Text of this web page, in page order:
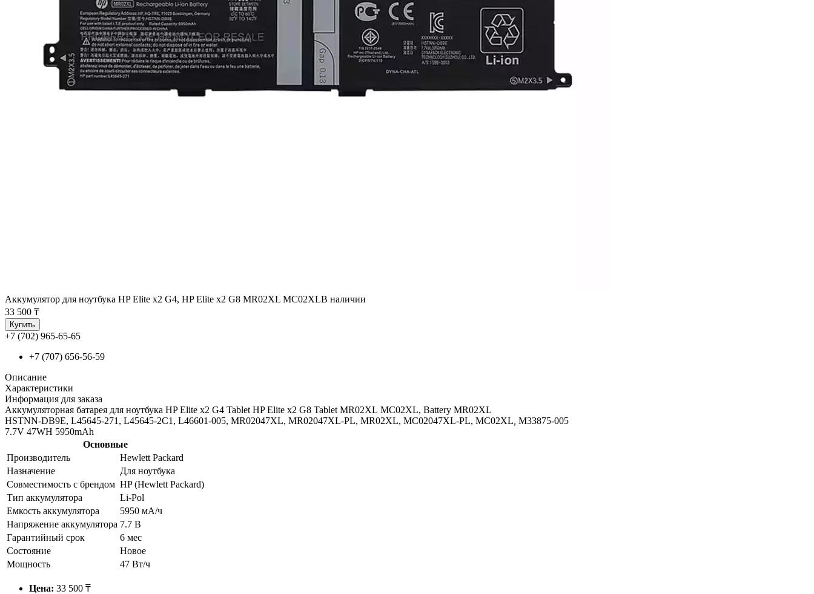
Аккумулятор для ноутбука HP Elite x2 G4, HP Elite x2 G8 MR02XL MC02XLВ наличии
33 500 ₸
Купить
+7 (702) 965-65-65
+7 (707) 656-56-59
Описание
Характеристики
Информация для заказа
Аккумуляторная батарея для ноутбука HP Elite x2 G4 Tablet HP Elite x2 G8 Tablet MR02XL MC02XL, Battery MR02XL
HSTNN-DB9E, L45645-271, L45645-2C1, L46601-005, MR02047XL, MR02047XL-PL, MR02XL, MC02047XL-PL, MC02XL M33875-005
7.7V 47WH 5950mAh
Основные
Производитель
Hewlett Packard
Назначение
Для ноутбука
Совместимость с брендом HP (Hewlett Packard)
Тип аккумулятора
Li-Pol
Емкость аккумулятора
5950 мА/ч
Напряжение аккумулятора 7.7 В
Гарантийный срок
6 мес
Состояние
Новое
Мощность
47 Вт/ч
Цена: 33 500 ₸